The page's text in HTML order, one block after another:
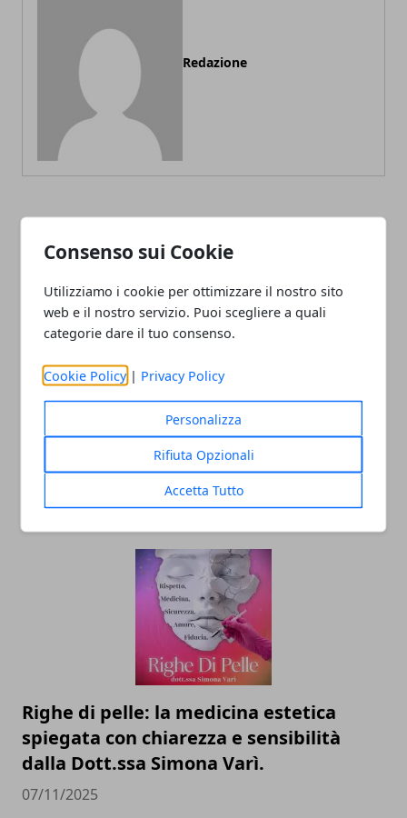
Consenso sui Cookie
Utilizziamo i cookie per ottimizzare il nostro sito
web e il nostro servizio. Puoi scegliere a quali
categorie dare il tuo consenso.
Cookie Policy | Privacy Policy
Personalizza
Rifiuta Opzionali
Accetta Tutto
Redazione
Il professor Nuzzolese, a Torino come a
Bari: scienza e diritti umani nel nome
dell’identità perduta
Righe di pelle: la medicina estetica
spiegata con chiarezza e sensibilità
dalla Dott.ssa Simona Varì.
07/11/2025